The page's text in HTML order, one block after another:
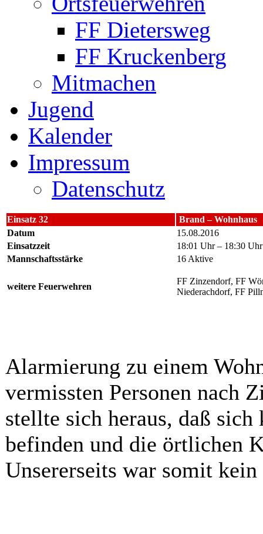
FF Dietersweg
FF Kruckenberg
Mitmachen
Jugend
Kalender
Impressum
Datenschutz
Einsatz 32
Brand – Wohnhaus
Datum
15.08.2016
Einsatzzeit
18:01 Uhr – 18:30 Uhr
Mannschaftsstärke
16 Aktive
weitere Feuerwehren
FF Zinzendorf, FF
Niederachdorf, FF
Alarmierung zu einem
vermissten Personen nach
stellte sich heraus, daß sich
befinden und die örtlichen
Unsererseits war somit